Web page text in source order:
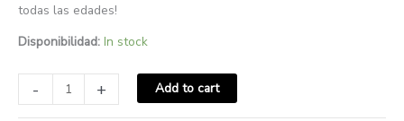
todas las edades!
Disponibilidad: In stock
- + Add to cart